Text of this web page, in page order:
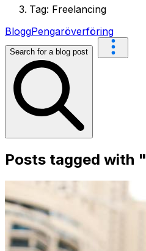
Tag: Freelancing
BloggPengaröverföring
Search for a blog post
Posts tagged with "